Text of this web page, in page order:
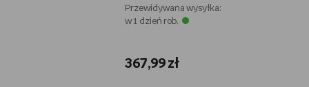
Przewidywana wysyłka:
w 1 dzień rob.
367,99 zł